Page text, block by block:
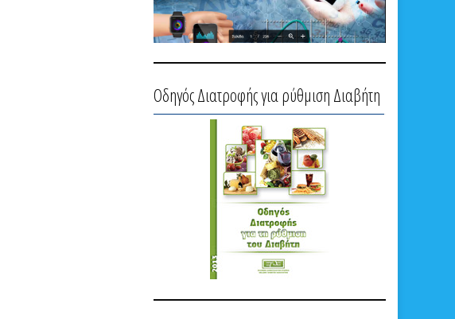
Οδηγός Διατροφής για ρύθμιση Διαβήτη